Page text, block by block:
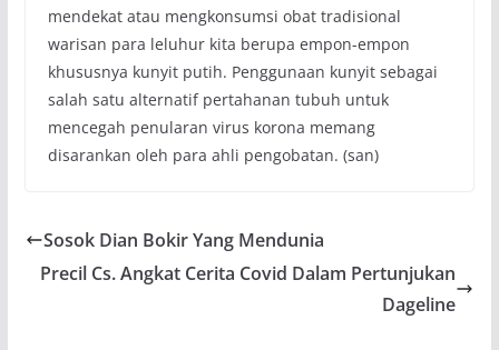
mendekat atau mengkonsumsi obat tradisional
warisan para leluhur kita berupa empon-empon
khususnya kunyit putih. Penggunaan kunyit sebagai
salah satu alternatif pertahanan tubuh untuk
mencegah penularan virus korona memang
disarankan oleh para ahli pengobatan. (san)
Sosok Dian Bokir Yang Mendunia
Precil Cs. Angkat Cerita Covid Dalam Pertunjukan
Dageline